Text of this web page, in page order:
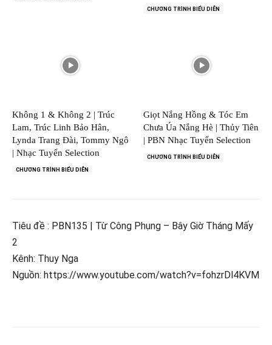
CHƯƠNG TRÌNH BIỂU DIỄN
Không 1 & Không 2 | Trúc
Lam, Trúc Linh Bảo Hân,
Lynda Trang Đài, Tommy Ngô
| Nhạc Tuyển Selection
CHƯƠNG TRÌNH BIỂU DIỄN
Giọt Nắng Hồng & Tóc Em
Chưa Úa Nắng Hè | Thủy Tiên
| PBN Nhạc Tuyển Selection
CHƯƠNG TRÌNH BIỂU DIỄN
Tiêu đề : PBN135 | Từ Công Phụng – Bây Giờ Tháng Mấy
2
Kênh: Thuy Nga
Nguồn: https://www.youtube.com/watch?v=fohzrDl4KVM